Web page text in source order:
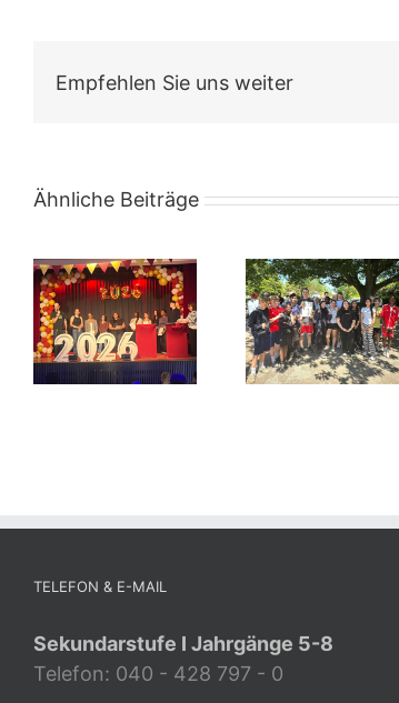
Empfehlen Sie uns weiter
Ähnliche Beiträge
TELEFON & E-MAIL
Sekundarstufe I Jahrgänge 5-8
Telefon: 040 - 428 797 - 0